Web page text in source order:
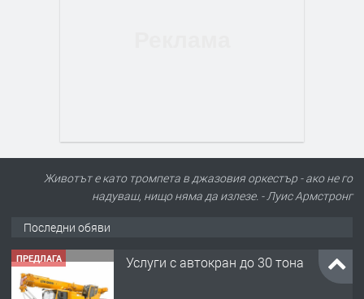
Животът е като тромпета в джазовия оркестър - ако не го
надуваш, нищо няма да излезе. - Луис Армстронг
Последни обяви
ПРЕДЛАГА Услуги с автокран до 30 тона